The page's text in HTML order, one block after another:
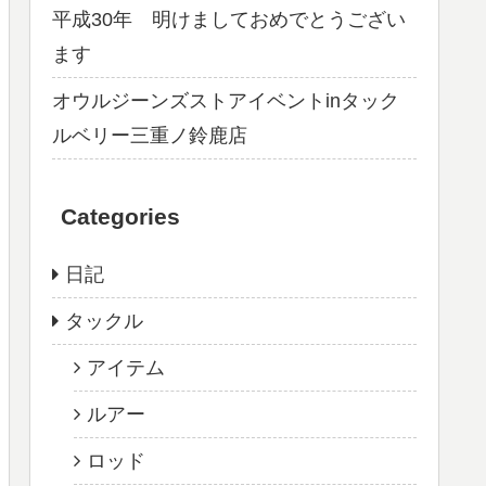
平成30年 明けましておめでとうござい
ます
オウルジーンズストアイベントinタック
ルベリー三重ノ鈴鹿店
Categories
日記
タックル
アイテム
ルアー
ロッド